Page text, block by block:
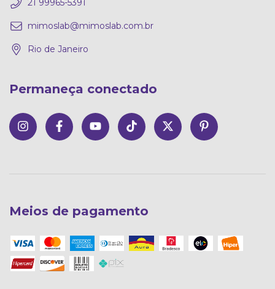
21 99965-5391
mimoslab@mimoslab.com.br
Rio de Janeiro
Permaneça conectado
Meios de pagamento